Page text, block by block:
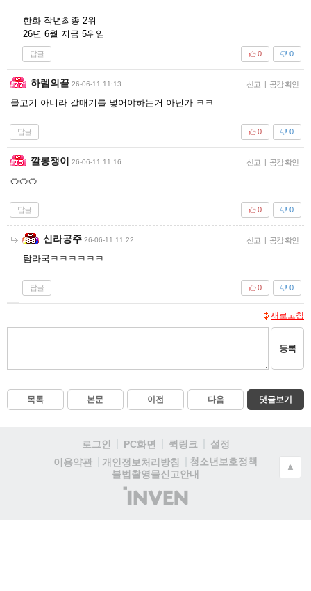
한화 작년최종 2위
26년 6월 지금 5위임
답글 0
0
하렘의끝 26-06-11 11:13 신고 | 공감 확인
물고기 아니라 갈매기를 넣어야하는거 아닌가 ㅋㅋ
답글 0
0
깔롱쟁이 26-06-11 11:16 신고 | 공감 확인
🍊🍊🍊
답글 0
0
신라공주 26-06-11 11:22 신고 | 공감 확인
탐라국ㅋㅋㅋㅋㅋㅋ
답글 0
0
새로고침
등록
목록 본문 이전 다음 댓글보기
로그인 PC화면 퀵링크
설정
이용약관
개인정보처리방침
청소년보호정책
불법촬영물신고안내
(주)
인
▲